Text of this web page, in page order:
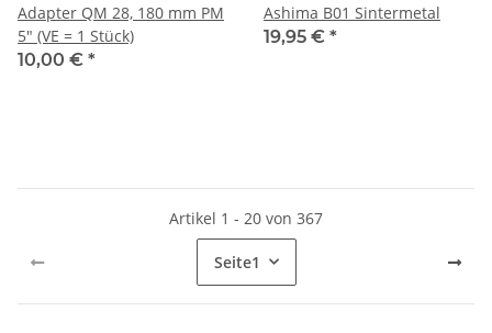
Adapter QM 28, 180 mm PM
5" (VE = 1 Stück)
10,00 € *
Ashima B01 Sintermetal
19,95 € *
Artikel 1 - 20 von 367
Seite1